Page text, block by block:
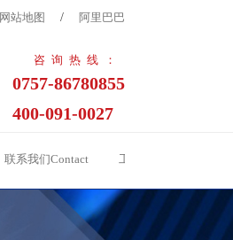
网站地图 / 阿里巴巴
咨询热线：
0757-86780855
400-091-0027
联系我们Contact 工程案例